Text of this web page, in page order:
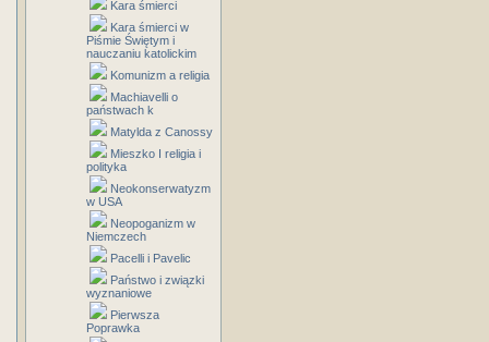
Kara śmierci
Kara śmierci w
Piśmie Świętym i
nauczaniu katolickim
Komunizm a religia
Machiavelli o
państwach k
Matylda z Canossy
Mieszko I religia i
polityka
Neokonserwatyzm
w USA
Neopoganizm w
Niemczech
Pacelli i Pavelic
Państwo i związki
wyznaniowe
Pierwsza
Poprawka